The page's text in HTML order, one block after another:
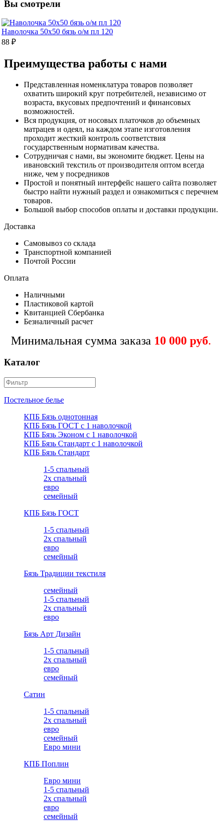
Вы смотрели
Наволочка 50х50 бязь о/м пл 120
88 ₽
Преимущества работы с нами
Представленная номенклатура товаров позволяет
охватить широкий круг потребителей, независимо от
возраста, вкусовых предпочтений и финансовых
возможностей.
Вся продукция, от носовых платочков до объемных
матрацев и одеял, на каждом этапе изготовления
проходит жесткий контроль соответствия
государственным нормативам качества.
Сотрудничая с нами, вы экономите бюджет. Цены на
ивановский текстиль от производителя оптом всегда
ниже, чем у посредников
Простой и понятный интерфейс нашего сайта позволяет
быстро найти нужный раздел и ознакомиться с перечнем
товаров.
Большой выбор способов оплаты и доставки продукции.
Доставка
Самовывоз со склада
Транспортной компанией
Почтой России
Оплата
Наличными
Пластиковой картой
Квитанцией Сбербанка
Безналичный расчет
Минимальная сумма заказа 10 000 руб.
Каталог
Постельное белье
КПБ Бязь однотонная
КПБ Бязь ГОСТ c 1 наволочкой
КПБ Бязь Эконом с 1 наволочкой
КПБ Бязь Стандарт c 1 наволочкой
КПБ Бязь Стандарт
1-5 спальный
2х спальный
евро
семейный
КПБ Бязь ГОСТ
1-5 спальный
2х спальный
евро
семейный
Бязь Традиции текстиля
семейный
1-5 спальный
2х спальный
евро
Бязь Арт Дизайн
1-5 спальный
2х спальный
евро
семейный
Сатин
1-5 спальный
2х спальный
евро
семейный
Евро мини
КПБ Поплин
Евро мини
1-5 спальный
2х спальный
евро
семейный